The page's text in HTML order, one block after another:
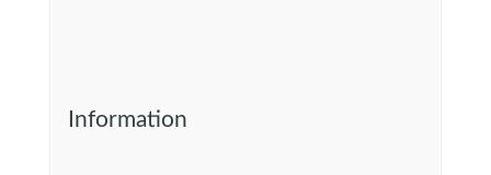
Information